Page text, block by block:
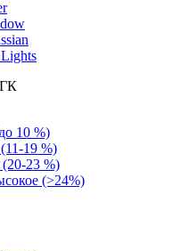
10 %)
19 %)
23 %)
(>24%)